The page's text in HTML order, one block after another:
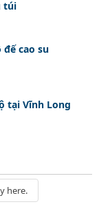
túi
cao su
tại Vĩnh Long
here.